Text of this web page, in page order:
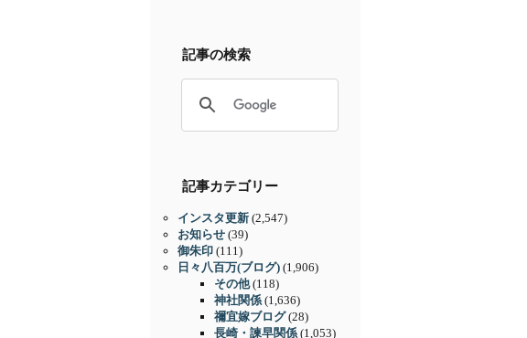
記事の検索
記事カテゴリー
インスタ更新 (2,547)
お知らせ (39)
御朱印 (111)
日々八百万(ブログ) (1,906)
その他(118)
神社関係 (1,636)
禰宜嫁ブログ(28)
長崎・諫早関係 (1,053)